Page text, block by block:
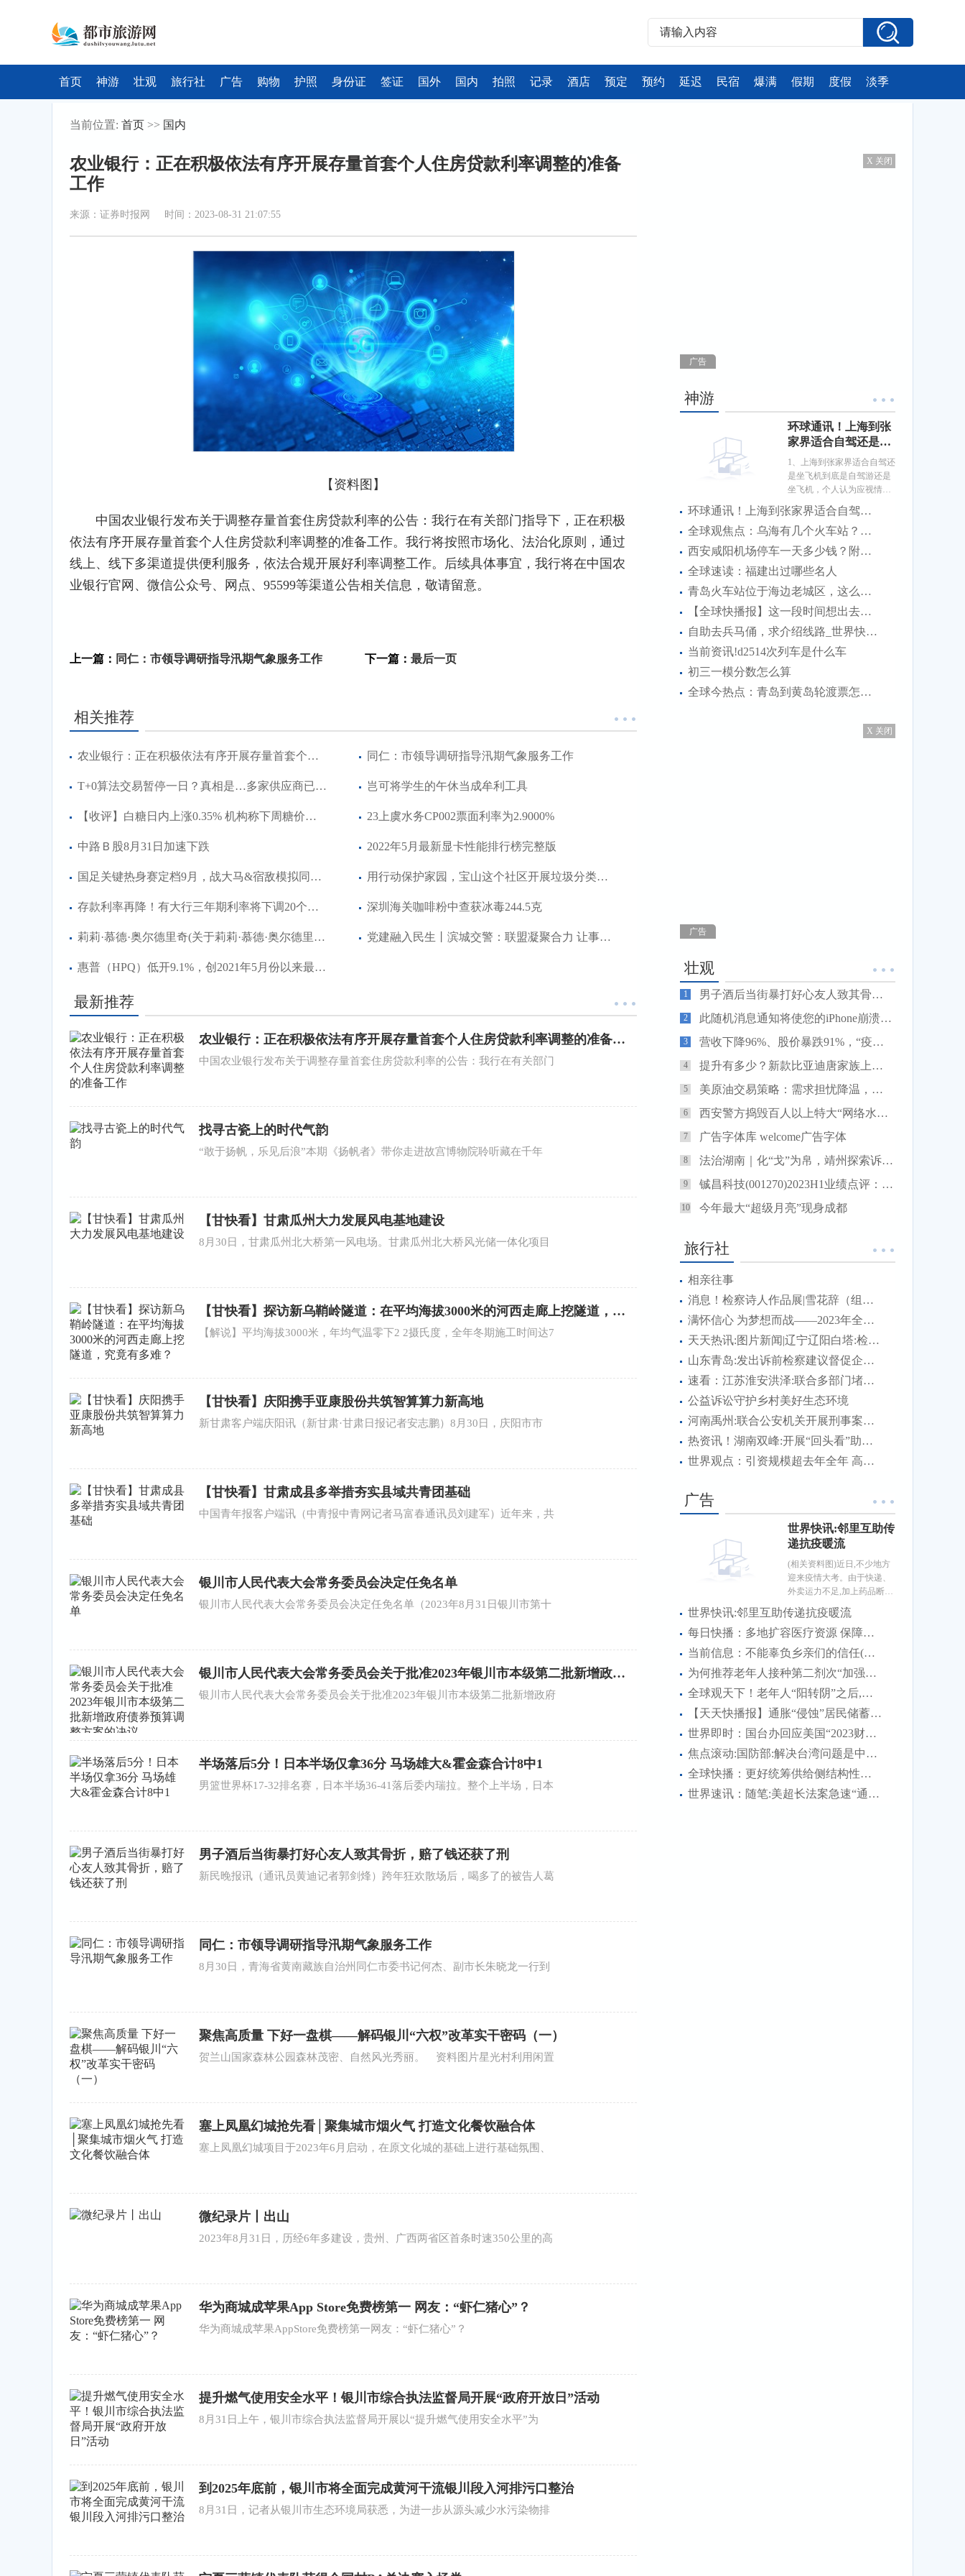
首页 神游 壮观 旅行社 广告 购物 护照 身份证 签证 国外 国内 拍照 记录 酒店 预定 预约 延迟 民宿 爆满 假期 度假 淡季
当前位置: 首页 >> 国内
农业银行：正在积极依法有序开展存量首套个人住房贷款利率调整的准备
工作
来源：证券时报网 时间：2023-08-31 21:07:55
【资料图】
中国农业银行发布关于调整存量首套住房贷款利率的公告：我行在有关部门指导下，正在积极
依法有序开展存量首套个人住房贷款利率调整的准备工作。我行将按照市场化、法治化原则，通过
线上、线下多渠道提供便利服务，依法合规开展好利率调整工作。后续具体事宜，我行将在中国农
业银行官网、微信公众号、网点、95599等渠道公告相关信息，敬请留意。
上一篇： 同仁：市领导调研指导汛期气象服务工作 下一篇： 最后一页
相关推荐
农业银行：正在积极依法有序开展存量首套个人住房贷款利率调整的准备工作 同仁：市领导调研指导汛期气象服务工作
T+0算法交易暂停一日？真相是…多家供应商已通知今起恢复 岂可将学生的午休当成牟利工具
【收评】白糖日内上涨0.35% 机构称下周糖价大概率维持高位震荡的趋势，郑糖价格在6780一线 23上虞水务CP002票面利率为2.9000%
中路Ｂ股8月31日加速下跌 2022年5月最新显卡性能排行榜完整版
国足关键热身赛定档9月，战大马&宿敌模拟同组对手，大名单引争议 用行动保护家园，宝山这个社区开展垃圾分类宣传活动
存款利率再降！有大行三年期利率将下调20个基点 其他期限利率也将同步下调 深圳海关咖啡粉中查获冰毒244.5克
莉莉·慕德·奥尔德里奇(关于莉莉·慕德·奥尔德里奇简述) 党建融入民生丨滨城交警：联盟凝聚合力 让事故处理更舒心
惠普（HPQ）低开9.1%，创2021年5月份以来最大盘中跌幅
最新推荐
农业银行：正在积极依法有序开展存量首套个人住房贷款利率调整的准备工
作
中国农业银行发布关于调整存量首套住房贷款利率的公告：我行在有关部门
找寻古瓷上的时代气韵
“敢于扬帆，乐见后浪”本期《扬帆者》带你走进故宫博物院聆听藏在千年
【甘快看】甘肃瓜州大力发展风电基地建设
8月30日，甘肃瓜州北大桥第一风电场。甘肃瓜州北大桥风光储一体化项目
【甘快看】探访新乌鞘岭隧道：在平均海拔3000米的河西走廊上挖隧道，究
竟有多难？
【解说】平均海拔3000米，年均气温零下2 2摄氏度，全年冬期施工时间达7
【甘快看】庆阳携手亚康股份共筑智算算力新高地
新甘肃客户端庆阳讯（新甘肃·甘肃日报记者安志鹏）8月30日，庆阳市市
【甘快看】甘肃成县多举措夯实县域共青团基础
中国青年报客户端讯（中青报中青网记者马富春通讯员刘建军）近年来，共
银川市人民代表大会常务委员会决定任免名单
银川市人民代表大会常务委员会决定任免名单（2023年8月31日银川市第十
银川市人民代表大会常务委员会关于批准2023年银川市本级第二批新增政府
债券预算调整方案的决议
银川市人民代表大会常务委员会关于批准2023年银川市本级第二批新增政府
半场落后5分！日本半场仅拿36分 马场雄大&霍金森合计8中1
男篮世界杯17-32排名赛，日本半场36-41落后委内瑞拉。整个上半场，日本
男子酒后当街暴打好心友人致其骨折，赔了钱还获了刑
新民晚报讯（通讯员黄迪记者郭剑烽）跨年狂欢散场后，喝多了的被告人葛
同仁：市领导调研指导汛期气象服务工作
8月30日，青海省黄南藏族自治州同仁市委书记何杰、副市长朱晓龙一行到
聚焦高质量 下好一盘棋——解码银川“六权”改革实干密码（一）
贺兰山国家森林公园森林茂密、自然风光秀丽。 资料图片星光村利用闲置
塞上凤凰幻城抢先看│聚集城市烟火气 打造文化餐饮融合体
塞上凤凰幻城项目于2023年6月启动，在原文化城的基础上进行基础氛围、
微纪录片丨出山
2023年8月31日，历经6年多建设，贵州、广西两省区首条时速350公里的高
华为商城成苹果App Store免费榜第一 网友：“虾仁猪心”？
华为商城成苹果AppStore免费榜第一网友：“虾仁猪心”？
提升燃气使用安全水平！银川市综合执法监督局开展“政府开放日”活动
8月31日上午，银川市综合执法监督局开展以“提升燃气使用安全水平”为
到2025年底前，银川市将全面完成黄河干流银川段入河排污口整治
8月31日，记者从银川市生态环境局获悉，为进一步从源头减少水污染物排
广告
X 关闭
神游
环球通讯！上海到张
家界适合自驾还是坐
飞机
1、上海到张家界适合自驾还
是坐飞机到底是自驾游还是
坐飞机，个人认为应视情况
而定，一是如果你们是一帮
年
环球通讯！上海到张家界适合自驾还是坐飞机
全球观焦点：乌海有几个火车站？哪个火车站离汽车站最近
西安咸阳机场停车一天多少钱？附近有免费的停车场停车吗-播报
全球速读：福建出过哪些名人
青岛火车站位于海边老城区，这么好的位置，未来有存在的必要吗_每日讯息
【全球快播报】这一段时间想出去桂林、张家界这一带游玩可行吗
自助去兵马俑，求介绍线路_世界快消息
当前资讯!d2514次列车是什么车
初三一模分数怎么算
全球今热点：青岛到黄岛轮渡票怎么买
广告
X 关闭
壮观
1 男子酒后当街暴打好心友人致其骨折，赔了钱还获了刑
2 此随机消息通知将使您的iPhone崩溃甚至无法阅读
3 营收下降96%、股价暴跌91%，“疫苗黑马”康希诺如何翻盘？
4 提升有多少？新款比亚迪唐家族上市 24.98万元起售
5 美原油交易策略：需求担忧降温，油价或剑指布林线上轨
6 西安警方捣毁百人以上特大“网络水军”团伙
7 广告字体库 welcome广告字体
8 法治湖南｜化“戈”为帛，靖州探索诉源治理新路径
9 铖昌科技(001270)2023H1业绩点评：研发投入加大，下游应用领域不断拓宽
10 今年最大“超级月亮”现身成都
旅行社
相亲往事
消息！检察诗人作品展|雪花辞（组诗）
满怀信心 为梦想而战——2023年全国硕士研究生招生考试首日见闻
天天热讯:图片新闻|辽宁辽阳白塔:检察官、国家三级心理咨询师为涉案未成年被害人及其家长进行心理疏导
山东青岛:发出诉前检察建议督促企业及时消除消防隐患
速看：江苏淮安洪泽:联合多部门堵住管理漏洞维护道路交通安全
公益诉讼守护乡村美好生态环境
河南禹州:联合公安机关开展刑事案件诉前财产调查
热资讯！湖南双峰:开展“回头看”助推检察建议落地见效
世界观点：引资规模超去年全年 高质量发展成色足——透视中国前11个月吸引外资成绩单
广告
世界快讯:邻里互助传
递抗疫暖流
(相关资料图)近日,不少地方
迎来疫情大考。由于快递、
外卖运力不足,加上药品断
货、抗原检测试剂脱销等,
不...
世界快讯:邻里互助传递抗疫暖流
每日快播：多地扩容医疗资源 保障群众就医用药
当前信息：不能辜负乡亲们的信任(青春日记)
为何推荐老年人接种第二剂次“加强针”?
全球观天下！老年人“阳转阴”之后,需要注意什么?
【天天快播报】通胀“侵蚀”居民储蓄 美国经济再遇“逆风”
世界即时：国台办回应美国“2023财年国防授权法案”:强烈不满、坚决反对
焦点滚动:国防部:解决台湾问题是中国人自己的事 美方无权说三道四
全球快播：更好统筹供给侧结构性改革和扩大内需——学习领会“六个更好统筹”之三
世界速讯：随笔:美超长法案急速“通关”的背后